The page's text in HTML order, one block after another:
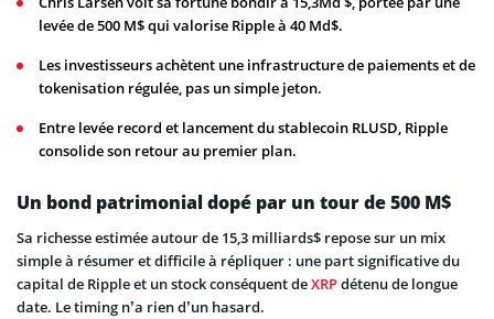
levée de 500 M$ qui valorise Ripple à 40 Md$.
Les investisseurs achètent une infrastructure de paiements et de
tokenisation régulée, pas un simple jeton.
Entre levée record et lancement du stablecoin RLUSD, Ripple
consolide son retour au premier plan.
Un bond patrimonial dopé par un tour de 500 M$
Sa richesse estimée autour de 15,3 milliards$ repose sur un mix
simple à résumer et difficile à répliquer : une part significative du
capital de Ripple et un stock conséquent deXRPdétenu de longue
date. Le timing n’a rien d’un hasard.